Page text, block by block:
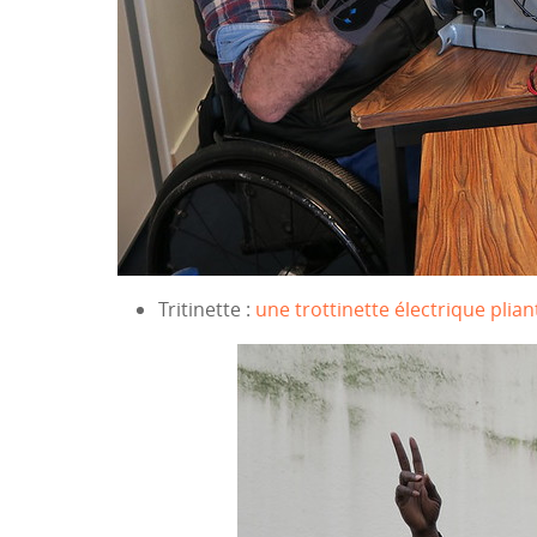
Tritinette : une trottinette électrique